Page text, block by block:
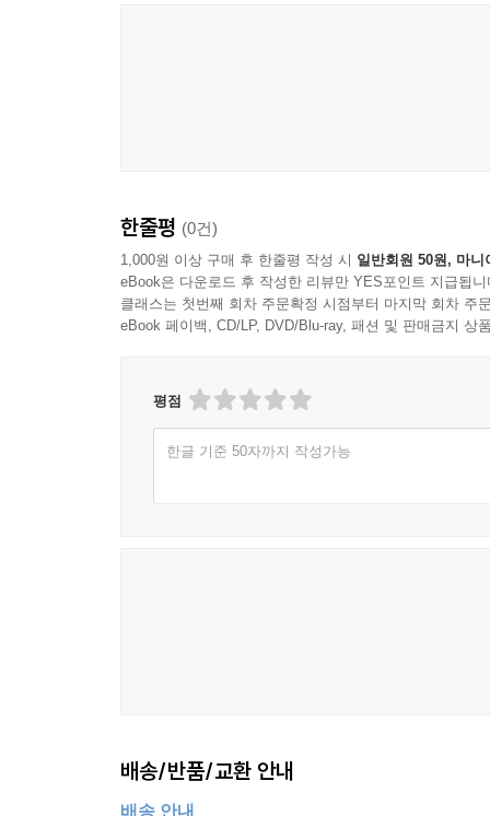
한줄평 (0건)
1,000원 이상 구매 후 한줄평 작성 시 일반회원 50원, 마니
eBook은 다운로드 후 작성한 리뷰만 YES포인트 지급됩니
클래스는 첫번째 회차 주문확정 시점부터 마지막 회차 주
eBook 페이백, CD/LP, DVD/Blu-ray, 패션 및 판매금지 상
평점
한글 기준 50자까지 작성가능
배송/반품/교환 안내
배송 안내